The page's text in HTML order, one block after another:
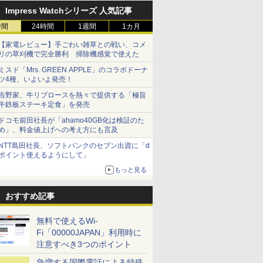
Impress Watchシリーズ 人気記事
24時間 1週間 1カ月
家電レビュー】手ごわい雑草との戦い、コメ
の草刈機で完全勝利 掃除機感覚で使えた
スド「Mrs. GREEN APPLE」のコラボドーナ
4種、いよいよ発売！
野家、牛リブロースを熱々で提供する「極旨
鉄板ステーキ定食」を発売
コモ前田社長が「ahamo40GB化は検証のた
」、料金値上げへの考え方にも言及
島田社長、ソフトバンクのセブン出資に「d
イント使えるようにして」
もっと見る
おすすめ記事
無料で使えるWi-
Fi「00000JAPAN」利用時に
注意すべき3つのポイント